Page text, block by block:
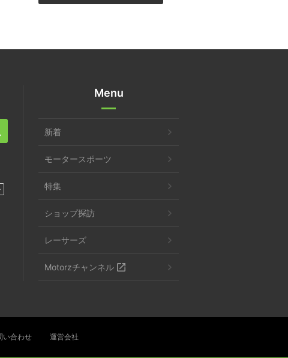
Menu
新着
モータースポーツ
特集
ショップ探訪
レーサーズ
Motorzチャンネル
い合わせ 運営会社